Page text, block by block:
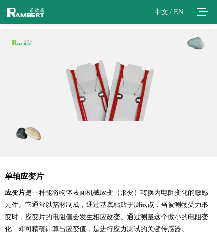
中文 / EN
单轴应变片
应变片是一种能将物体表面机械应变（形变）转换为电阻变化的敏感
元件。它通常以箔材制成，通过基底粘贴于测试点，当被测物受力形
变时，应变片的电阻值会发生相应改变。通过测量这个微小的电阻变
化，即可精确计算出应变值，是进行应力测试的关键传感器。